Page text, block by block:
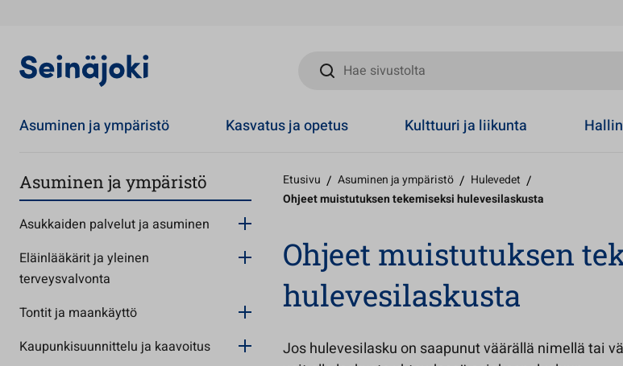
Hae sivustolta
Asuminen ja ympäristö Kasvatus ja opetus Kulttuuri ja liikunta
Asuminen ja ympäristö
Asukkaiden palvelut ja asuminen
Eläinlääkärit ja yleinen
terveysvalvonta
Tontit ja maankäyttö
Kaupunkisuunnittelu ja kaavoitus
Etusivu / Asuminen ja ympäristö / Hulevedet /
Ohjeet muistutuksen tekemiseksi hulevesilaskusta
Ohjeet muistutuksen
hulevesilaskusta
Jos hulevesilasku on saapunut väärällä nimellä tai